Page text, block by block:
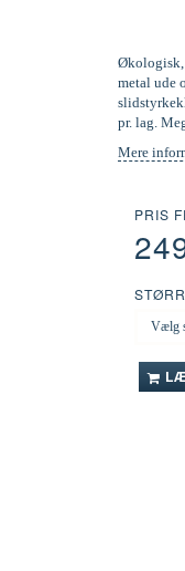
Økologisk,
metal ude
pr. lag.
Mere
PRIS